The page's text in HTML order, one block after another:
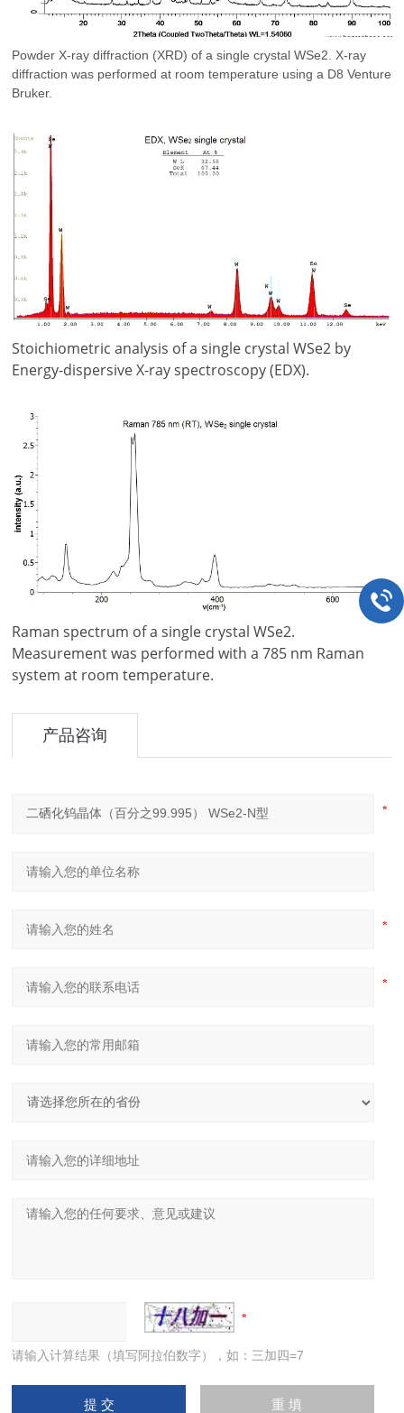
Powder X-ray diffraction (XRD) of a single crystal WSe2. X-ray
diffraction was performed at room temperature using a D8 Venture
Bruker.
Stoichiometric analysis of a single crystal WSe2 by
Energy-dispersive X-ray spectroscopy (EDX).
Raman spectrum of a single crystal WSe2.
Measurement was performed with a 785 nm Raman
system at room temperature.
产品咨询
请输入计算结果（填写阿拉伯数字），如：三加四=7